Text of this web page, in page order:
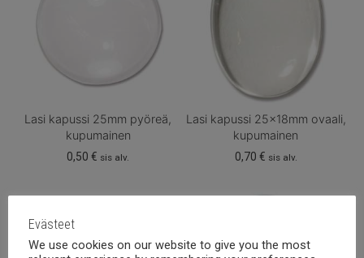
Lasi kapussi 25mm pyöreä,
kupumainen
0,50€ sis alv.
Lasi kapussi 25x18mm ovaali,
kupumainen
0,70 € sis alv.
Evästeet
We use cookies on our website to give you the most